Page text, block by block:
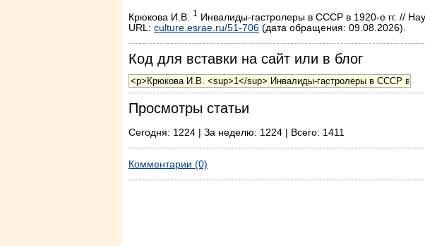
Крюкова И.В. 1
Инвалиды-гастролеры в СССР в 1920-е гг. //
URL: culture.esrae.ru/51-706 (дата обращения: 09.08.2026).
Код для вставки на сайт или в блог
Просмотры статьи
Сегодня: 1224 | За неделю: 1224 | Всего: 1411
Комментарии (0)